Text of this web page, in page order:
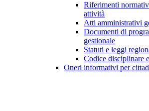
Riferimenti
attività
Atti amministrativi
Documenti di
gestionale
Statuti e leggi
Codice disciplinare
Oneri informativi per